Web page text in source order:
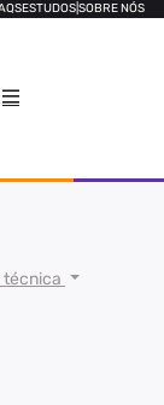
ESTUDOSSOBRE NÓS
técnica